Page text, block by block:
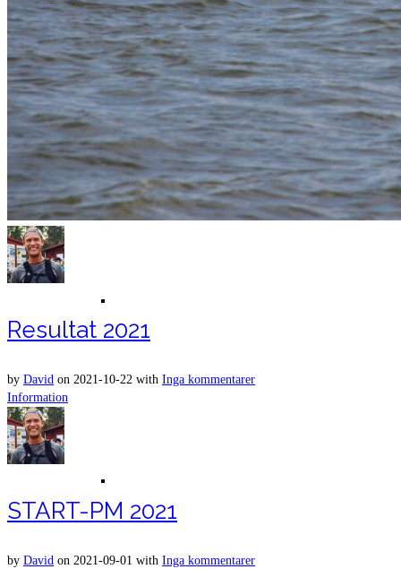
Bilder Västerås Swimrun 2018
Resultat 2021
by David on 2021-10-22 with Inga kommentarer
Information
START-PM 2021
by David on 2021-09-01 with Inga kommentarer